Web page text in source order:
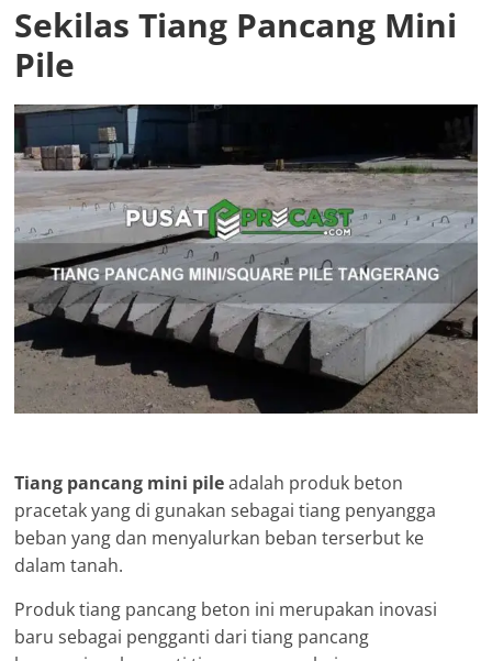
Sekilas Tiang Pancang Mini
Pile
Tiang pancang mini pileadalah produk beton
pracetak yang di gunakan sebagai tiang penyangga
beban yang dan menyalurkan beban terserbut ke
dalam tanah.
Produk tiang pancang beton ini merupakan inovasi
baru sebagai pengganti dari tiang pancang